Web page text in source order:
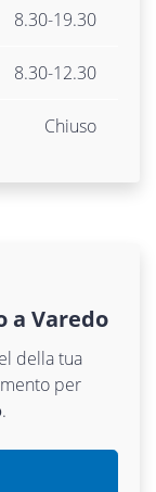
8.30-19.30
8.30-12.30
Chiuso
a Varedo
della tua
per
.